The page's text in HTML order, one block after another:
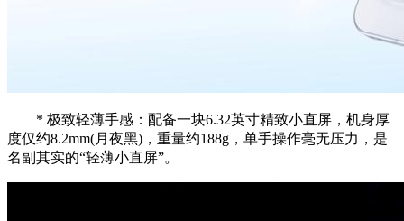
* 极致轻薄手感：配备一块6.32英寸精致小直屏，机身厚
度仅约8.2mm(月夜黑)，重量约188g，单手操作毫无压力，是
名副其实的“轻薄小直屏”。